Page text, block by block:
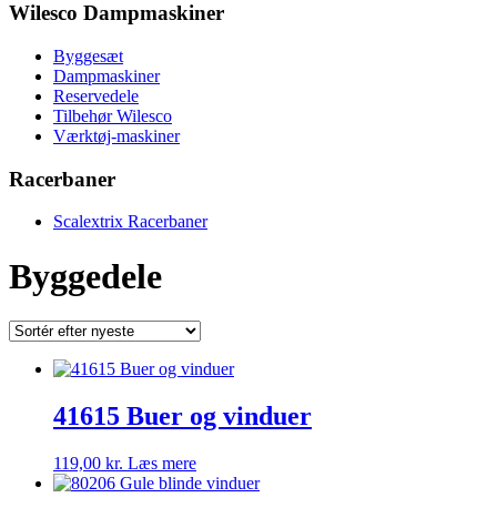
Wilesco Dampmaskiner
Byggesæt
Dampmaskiner
Reservedele
Tilbehør Wilesco
Værktøj-maskiner
Racerbaner
Scalextrix Racerbaner
Byggedele
41615 Buer og vinduer
119,00 kr. Læs mere